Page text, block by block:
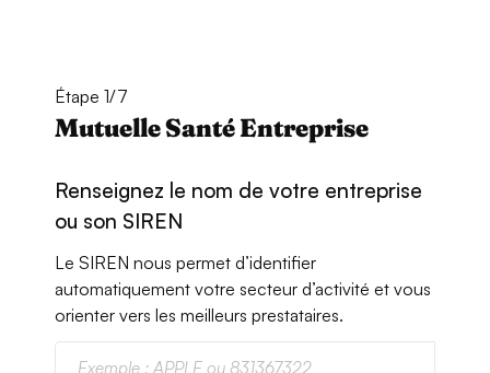
Étape 1/7
Mutuelle Santé Entreprise
Renseignez le nom de votre entreprise
ou son SIREN
Le SIREN nous permet d’identifier
automatiquement votre secteur d’activité et vous
orienter vers les meilleurs prestataires.